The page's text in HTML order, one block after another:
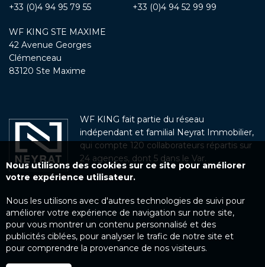
+33 (0)4 94 95 79 55
+33 (0)4 94 52 99 99
WF KING STE MAXIME
42 Avenue Georges
Clémenceau
83120 Ste Maxime
WF KING fait partie du réseau
indépendant et familial Neyrat Immobilier,
qui compte 120 collaborateurs répartis sur
24 agences, dont 5 dans le Var.
Nous utilisons des cookies sur ce site pour améliorer
votre expérience utilisateur.
Nous les utilisons avec d'autres technologies de suivi pour
améliorer votre expérience de navigation sur notre site,
pour vous montrer un contenu personnalisé et des
publicités ciblées, pour analyser le trafic de notre site et
pour comprendre la provenance de nos visiteurs.